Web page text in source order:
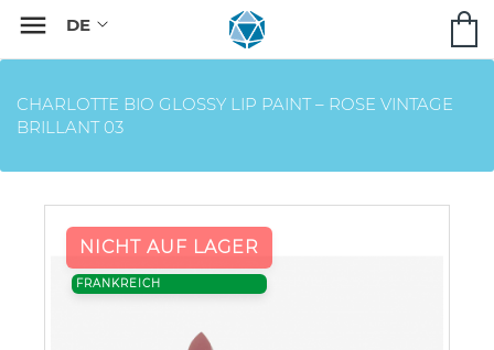

CHARLOTTE BIO GLOSSY LIP PAINT – ROSE VINTAGE
BRILLANT 03
NICHT AUF LAGER
FRANKREICH